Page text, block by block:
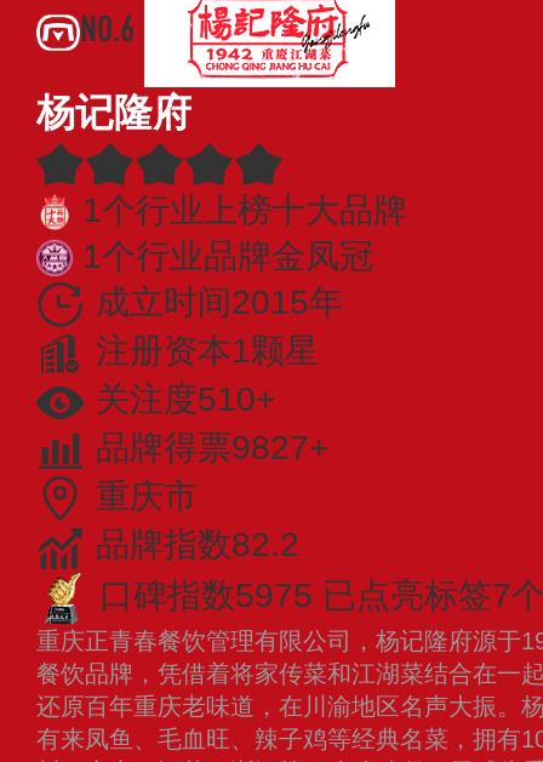
NO.6
杨记隆府
1个行业上榜十大品牌
1个行业品牌金凤冠
成立时间2015年
注册资本1颗星
关注度510+
品牌得票9827+
重庆市
品牌指数82.2
口碑指数5975 已点亮标签7
重庆正青春餐饮管理有限公司，杨记隆府源于
餐饮品牌，凭借着将家传菜和江湖菜结合在一
还原百年重庆老味道，在川渝地区名声大振。
有来凤鱼、毛血旺、辣子鸡等经典名菜，拥有